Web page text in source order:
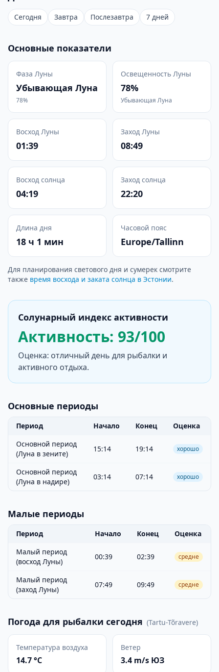
Сегодня Завтра Послезавтра 7 дней
Основные показатели
Фаза Луны
Убывающая Луна
78%
Освещенность Луны
78%
Убывающая Луна
Восход Луны
01:39
Заход Луны
08:49
Восход солнца
04:19
Заход солнца
22:20
Длина дня
18 ч 1 мин
Часовой пояс
Europe/Tallinn
Для планирования светового дня и сумерек смотрите
также время восхода и заката солнца в Эстонии.
Солунарный индекс активности
Активность: 93/100
Оценка: отличный день для рыбалки и
активного отдыха.
Основные периоды
Период Начало Конец
Оценка
Основной период
(Луна в зените)
15:14 19:14 хорошо
Основной период
(Луна в надире)
03:14 07:14 хорошо
Малые периоды
Период Начало Конец
Оценка
Малый период
(восход Луны)
00:39 02:39 средне
Малый период
(заход Луны)
07:49 09:49 средне
Погода для рыбалки сегодня (Tartu-Tõravere)
Температура воздуха
14.7 °C
Ветер
3.4 m/s ЮЗ